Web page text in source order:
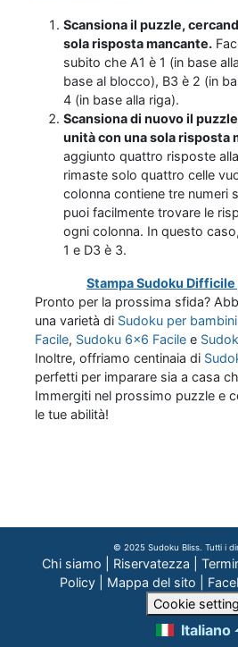
Scansiona il puzzle,
sola risposta mancante.
subito che A1 è 1 (in base
base al blocco), B3 è 2 (in
4 (in base alla riga).
Scansiona di nuovo il
unità con una sola risposta
aggiunto quattro risposte
rimaste solo quattro celle
colonna contiene tre numeri
puoi facilmente trovare le
ogni colonna. In questo
1 e D3 è 3.
Stampa Sudoku
Pronto per la prossima sfida?
una varietà di Sudoku per bambini
Facile, Sudoku 6x6 Facile e
Inoltre, offriamo centinaia di
perfetti per imparare sia a casa
Immergiti nel prossimo puzzle e
le tue abilità!
© 2025 Sudoku Bliss. Tutti i
Chi siamo Riservatezza
Policy| Mappa del sito
Cookie
Italiano